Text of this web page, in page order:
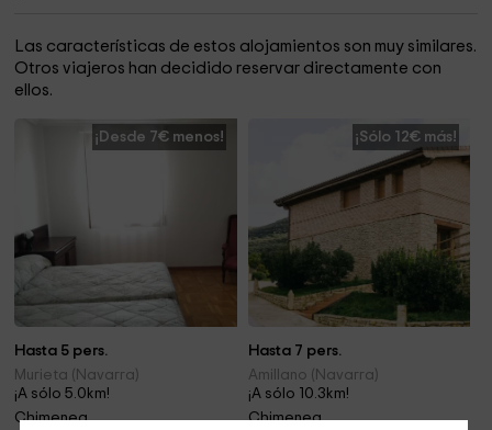
Las características de estos alojamientos son muy similares.
Otros viajeros han decidido reservar directamente con
ellos.
¡Desde 7€ menos!
Hasta 5 pers.
Murieta (Navarra)
¡A sólo 5.0km!
Chimenea
¡Sólo 12€ más!
Hasta 7 pers.
Amillano (Navarra)
¡A sólo 10.3km!
Chimenea